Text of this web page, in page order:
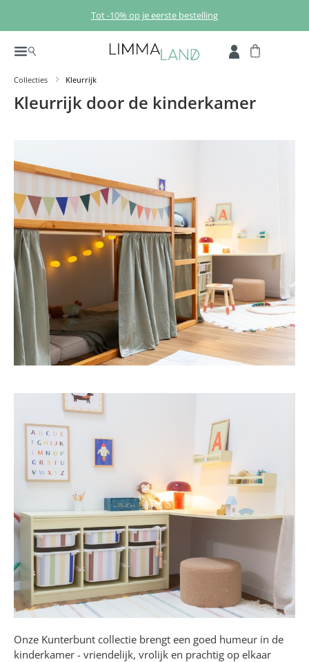
Ga naar de hoofdinhoudTot -10% op je eerste bestelling
Collecties Kleurrijk
Kleurrijk door de kinderkamer
Onze Kunterbunt collectie brengt een goed humeur in de
kinderkamer - vriendelijk, vrolijk en prachtig op elkaar